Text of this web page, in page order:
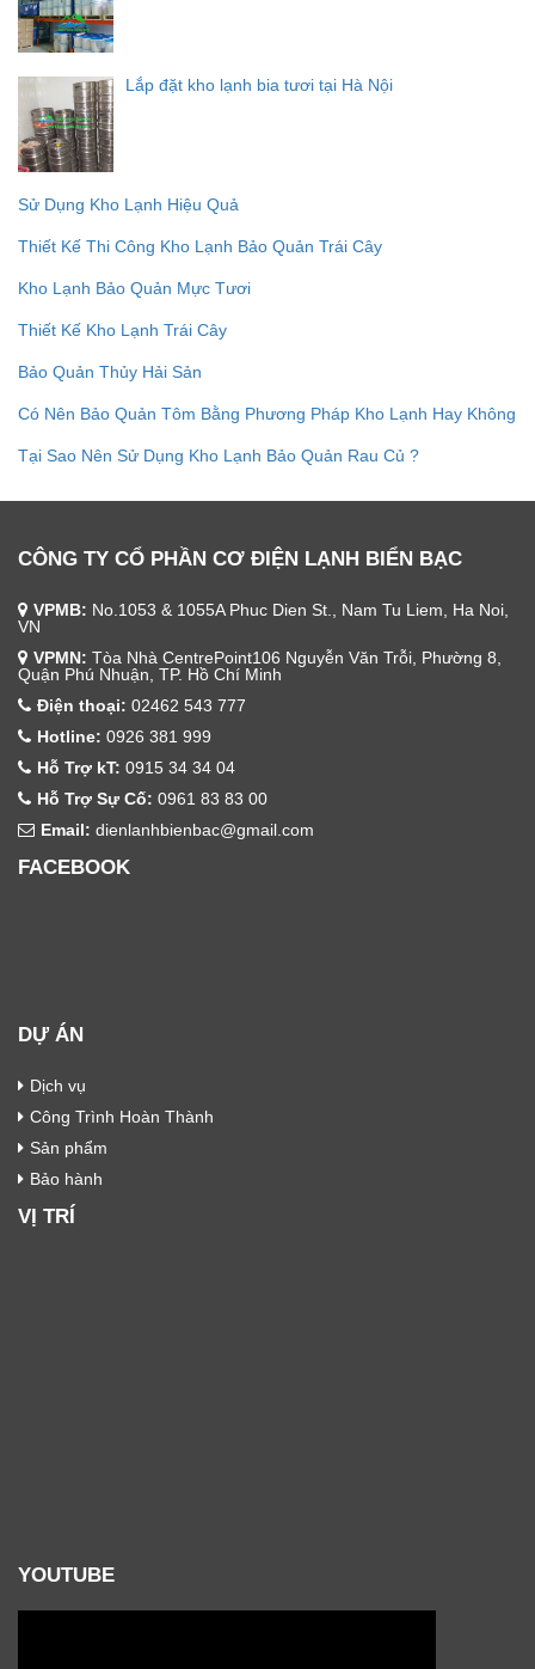
Lắp đặt kho lạnh bia tươi tại Hà Nội
Sử Dụng Kho Lạnh Hiệu Quả
Thiết Kế Thi Công Kho Lạnh Bảo Quản Trái Cây
Kho Lạnh Bảo Quản Mực Tươi
Thiết Kế Kho Lạnh Trái Cây
Bảo Quản Thủy Hải Sản
Có Nên Bảo Quản Tôm Bằng Phương Pháp Kho Lạnh Hay Không
Tại Sao Nên Sử Dụng Kho Lạnh Bảo Quản Rau Củ ?
CÔNG TY CỔ PHẦN CƠ ĐIỆN LẠNH BIỂN BẠC
VPMB: No.1053 & 1055A Phuc Dien St., Nam Tu Liem, Ha Noi,
VN
VPMN: Tòa Nhà CentrePoint106 Nguyễn Văn Trỗi, Phường 8,
Quận Phú Nhuận, TP. Hồ Chí Minh
Điện thoại: 02462 543 777
Hotline: 0926 381 999
Hỗ Trợ kT: 0915 34 34 04
Hỗ Trợ Sự Cố: 0961 83 83 00
Email: dienlanhbienbac@gmail.com
FACEBOOK
DỰ ÁN
Dịch vụ
Công Trình Hoàn Thành
Sản phẩm
Bảo hành
VỊ TRÍ
YOUTUBE